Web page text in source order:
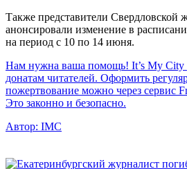
Также представители Свердловской
анонсировали изменение в
на период с 10 по 14 июня.
Нам нужна ваша помощь! It’s My City
донатам читателей. Оформить
пожертвование можно через сервис
Это законно и безопасно.
Автор: IMC